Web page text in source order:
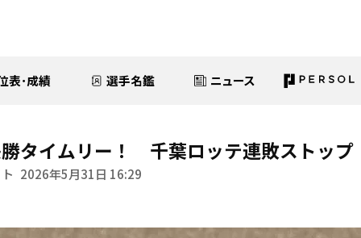
表･成績 選手名鑑 ニュース
タイムリー！ 千葉ロッテ連敗ストップ
2026年5月31日 16:29